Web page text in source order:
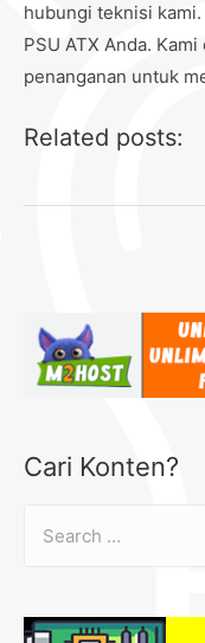
hubungi teknisi
PSU ATX Anda.
penanganan untuk
Related posts:
Cari Konten?